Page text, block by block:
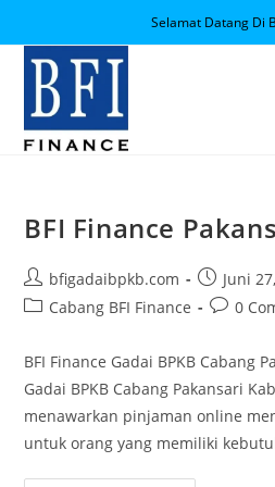
Selamat Datang Di
BFI Finance
bfigadaibpkb.com
Juni
Cabang BFI Finance
0
BFI Finance Gadai BPKB Cabang
Gadai BPKB Cabang Pakansari
menawarkan pinjaman online
untuk orang yang memiliki